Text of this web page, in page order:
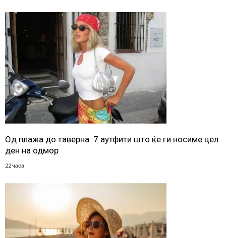
Од плажа до таверна: 7 аутфити што ќе ги носиме цел
ден на одмор
22 часа